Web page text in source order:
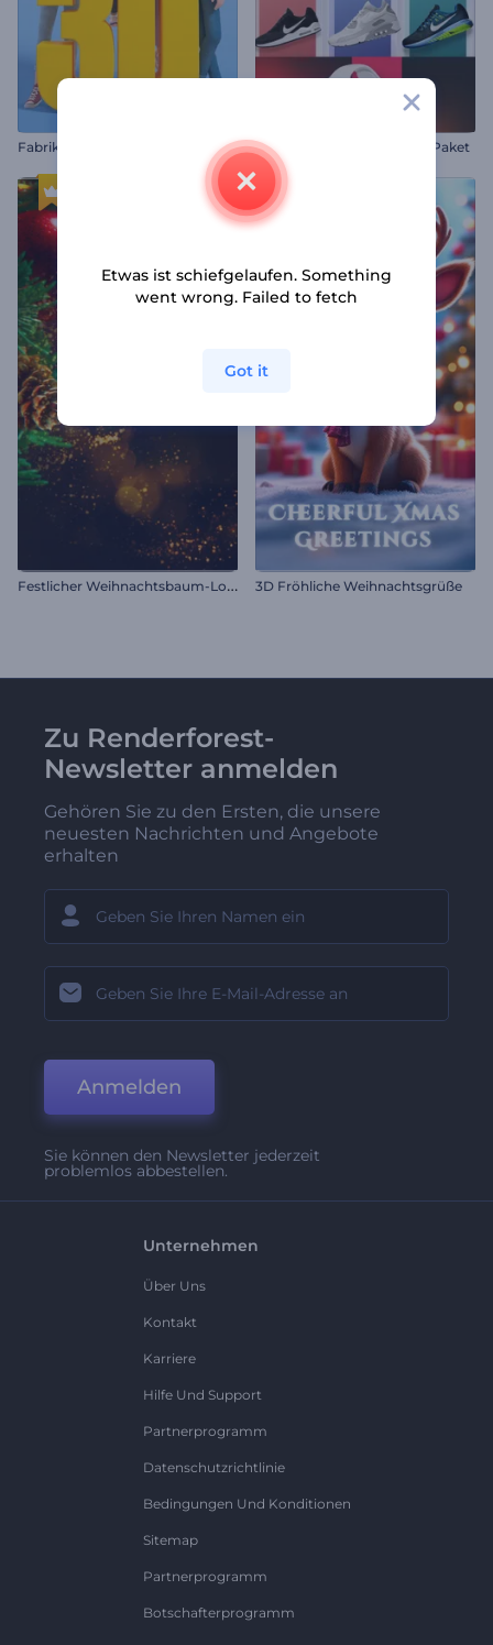
Fabrik für 3D-Animationen Produktangebots-Promo-Paket
F
estlicher Weihnachtsbaum-Logo 3D Fröhliche Weihnachtsgrüße
Zu Renderforest-
Newsletter anmelden
Gehören Sie zu den Ersten, die unsere
neuesten Nachrichten und Angebote
erhalten
Anmelden
Sie können den Newsletter jederzeit
problemlos abbestellen.
Unternehmen
Über Uns
Kontakt
Karriere
Hilfe Und Support
Partnerprogramm
Datenschutzrichtlinie
Bedingungen Und Konditionen
Sitemap
Partnerprogramm
Botschafterprogramm
Etwas ist schiefgelaufen. Something
went wrong. Failed to fetch
Got it